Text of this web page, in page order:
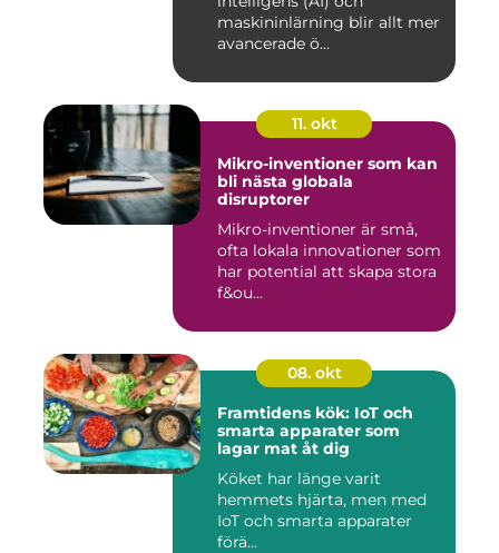
maskininlärning blir allt mer
avancerade ö...
11. okt
Mikro-inventioner som kan
bli nästa globala
disruptorer
Mikro-inventioner är små,
ofta lokala innovationer som
har potential att skapa stora
f&ou...
08. okt
Framtidens kök: IoT och
smarta apparater som
lagar mat åt dig
Köket har länge varit
hemmets hjärta, men med
IoT och smarta apparater
förä...